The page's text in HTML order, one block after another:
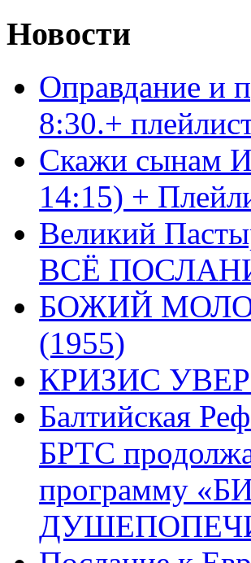
Новости
Оправдание и
8:30.+
Скажи сынам
14:15) +
Великий
ВСЁ
БОЖИЙ МОЛОТ
(1955)
КРИЗИС
Балтийская
БРТС
программу